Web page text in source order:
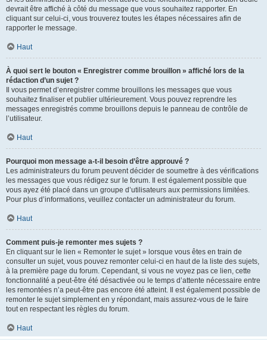
devrait être affiché à côté du message que vous souhaitez rapporter. En
cliquant sur celui-ci, vous trouverez toutes les étapes nécessaires afin de
rapporter le message.
Haut
À quoi sert le bouton « Enregistrer comme brouillon » affiché lors de la
rédaction d’un sujet ?
Il vous permet d’enregistrer comme brouillons les messages que vous
souhaitez finaliser et publier ultérieurement. Vous pouvez reprendre les
messages enregistrés comme brouillons depuis le panneau de contrôle de
l’utilisateur.
Haut
Pourquoi mon message a-t-il besoin d’être approuvé ?
Les administrateurs du forum peuvent décider de soumettre à des vérifications
les messages que vous rédigez sur le forum. Il est également possible que
vous ayez été placé dans un groupe d’utilisateurs aux permissions limitées.
Pour plus d’informations, veuillez contacter un administrateur du forum.
Haut
Comment puis-je remonter mes sujets ?
En cliquant sur le lien « Remonter le sujet » lorsque vous êtes en train de
consulter un sujet, vous pouvez remonter celui-ci en haut de la liste des sujets,
à la première page du forum. Cependant, si vous ne voyez pas ce lien, cette
fonctionnalité a peut-être été désactivée ou le temps d’attente nécessaire entre
les remontées n’a peut-être pas encore été atteint. Il est également possible de
remonter le sujet simplement en y répondant, mais assurez-vous de le faire
tout en respectant les règles du forum.
Haut